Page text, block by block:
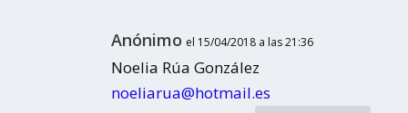
Anónimo el 15/04/2018 a las 21:36
Noelia Rúa González
noeliarua@hotmail.es